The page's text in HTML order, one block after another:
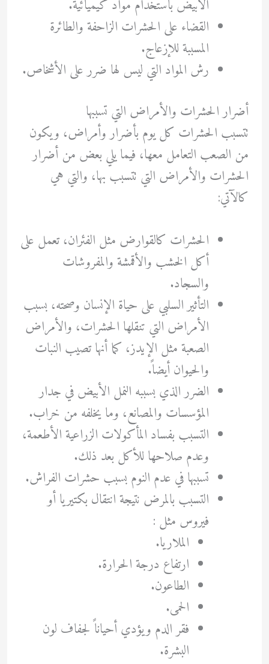
الأبيض باستخدام مواد كيميائية.
القضاء على الحشرات الزاحفة والطائرة
المسببة للإزعاج.
رش المواد التي ليس لها ضرر على الأشخاص.
أضرار الحشرات والأمراض التي تسببها
تتسبب الحشرات كل يوم بأضرار وأمراض، ويكون
من الصعب التعامل معها، فيما يلي بعض من أضرار
الحشرات والأمراض التي تتسبب بها، والتي هي
كالآتي:
الحشرات كالقوارض مثل الفئران، تعمل على
أكل الخشب والأقمشة والمفروشات
والسجاد.
التأثير السلبي على حياة الإنسان وصحته، بسبب
الأمراض التي تنقلها الحشرات، والأمراض
الصعبة مثل الإيدز، كما أنها تصيب النبات
والحيوان أيضاً.
الضرر الذي بسببه النمل الأبيض في جدار
المؤسسات والمصانع، وما يخلفه من خراب.
التسبب بفساد المأكولات الزراعية الأطعمة،
وعدم صلاحها للأكل بعد ذلك.
تسببها في عدم النوم بسبب حشرات الفراش.
التسبب بالمرض نتيجة انتقال بكتيريا أو
فيروس مثل :
الملاريا.
ارتفاع درجة الحرارة.
الطاعون.
الحمى.
فقر الدم ويؤدي أحياناً لجفاف لون
البشرة.